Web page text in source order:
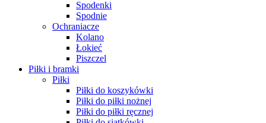
Spodenki
Spodnie
Ochraniacze
Kolano
Łokieć
Piszczel
Piłki i bramki
Piłki
Piłki do koszykówki
Piłki do piłki nożnej
Piłki do piłki ręcznej